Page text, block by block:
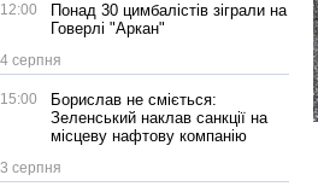
12:00
Понад 30 цимбалістів зіграли на
Говерлі "Аркан"
4 серпня
15:00
Борислав не сміється:
Зеленський наклав санкції на
місцеву нафтову компанію
3 серпня